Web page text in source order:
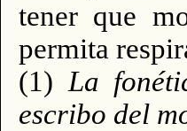
tener que
permita
(1) La
escribo del